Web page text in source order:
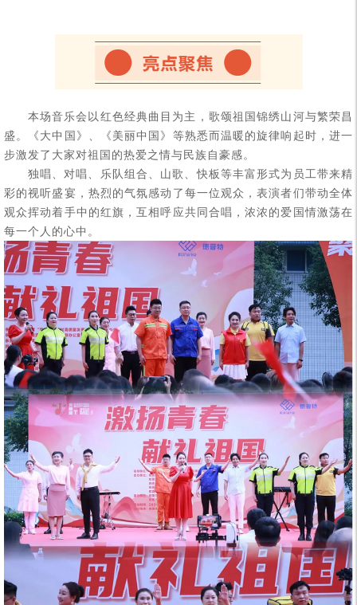
本场音乐会以红色经典曲目为主，歌颂祖国锦绣山河与繁荣昌
盛。《大中国》、《美丽中国》等熟悉而温暖的旋律响起时，进一
步激发了大家对祖国的热爱之情与民族自豪感。
独唱、对唱、乐队组合、山歌、快板等丰富形式为员工带来精
彩的视听盛宴，热烈的气氛感动了每一位观众，表演者们带动全体
观众挥动着手中的红旗，互相呼应共同合唱，浓浓的爱国情激荡在
每一个人的心中。